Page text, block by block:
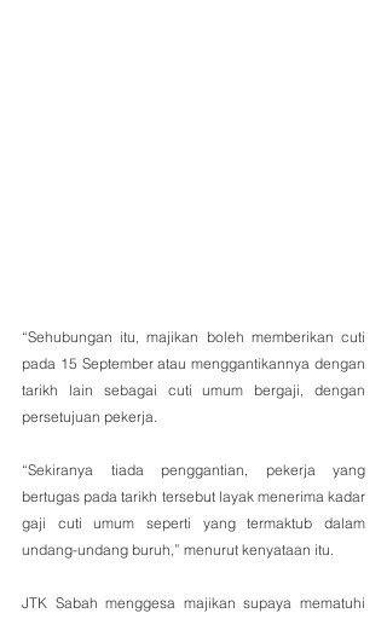
“Sehubungan itu, majikan boleh memberikan cuti
pada 15 September atau menggantikannya dengan
tarikh lain sebagai cuti umum bergaji, dengan
persetujuan pekerja.
“Sekiranya tiada penggantian, pekerja yang
bertugas pada tarikh tersebut layak menerima kadar
gaji cuti umum seperti yang termaktub dalam
undang-undang buruh,” menurut kenyataan itu.
JTK Sabah menggesa majikan supaya mematuhi